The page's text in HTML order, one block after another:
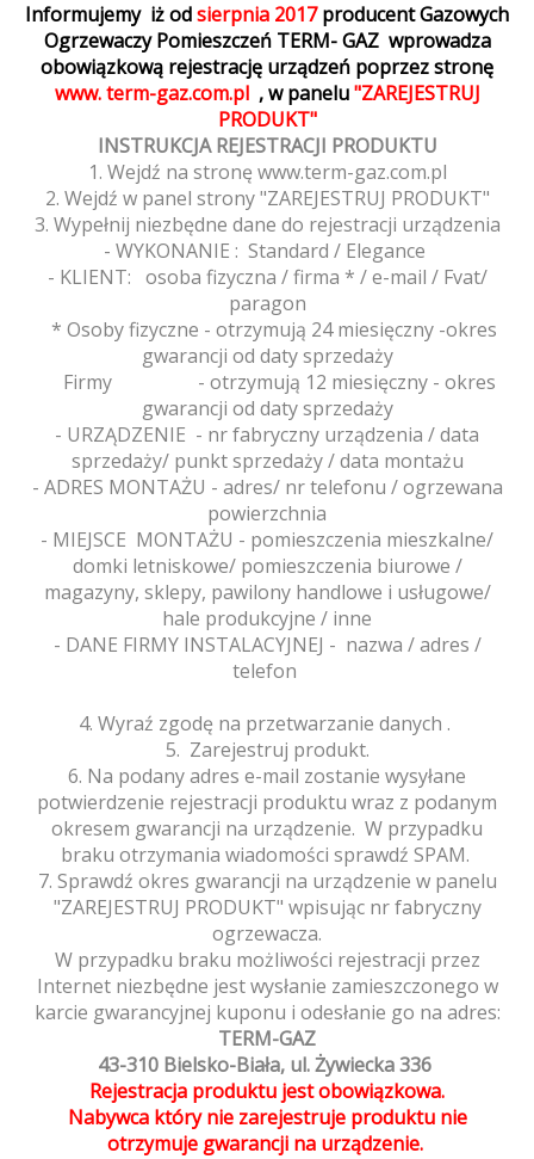
Informujemy iż odsierpnia 2017producent Gazowych
Ogrzewaczy Pomieszczeń TERM- GAZ wprowadza
obowiązkową rejestrację urządzeń poprzez stronę
www. term-gaz.com.pl , w panelu"ZAREJESTRUJ
PRODUKT"
INSTRUKCJA REJESTRACJI PRODUKTU
1. Wejdź na stronę www.term-gaz.com.pl
2. Wejdź w panel strony "ZAREJESTRUJ PRODUKT"
3. Wypełnij niezbędne dane do rejestracji urządzenia
- WYKONANIE : Standard / Elegance
- KLIENT: osoba fizyczna / firma * / e-mail / Fvat/
paragon
* Osoby fizyczne - otrzymują 24 miesięczny -okres
gwarancji od daty sprzedaży
Firmy - otrzymują 12 miesięczny - okres
gwarancji od daty sprzedaży
- URZĄDZENIE - nr fabryczny urządzenia / data
sprzedaży/ punkt sprzedaży / data montażu
- ADRES MONTAŻU - adres/ nr telefonu / ogrzewana
powierzchnia
- MIEJSCE MONTAŻU - pomieszczenia mieszkalne/
domki letniskowe/ pomieszczenia biurowe /
magazyny, sklepy, pawilony handlowe i usługowe/
hale produkcyjne / inne
- DANE FIRMY INSTALACYJNEJ - nazwa / adres /
telefon
4. Wyraź zgodę na przetwarzanie danych .
5. Zarejestruj produkt.
6. Na podany adres e-mail zostanie wysyłane
potwierdzenie rejestracji produktu wraz z podanym
okresem gwarancji na urządzenie. W przypadku
braku otrzymania wiadomości sprawdź SPAM.
7. Sprawdź okres gwarancji na urządzenie w panelu
"ZAREJESTRUJ PRODUKT" wpisując nr fabryczny
ogrzewacza.
W przypadku braku możliwości rejestracji przez
Internet niezbędne jest wysłanie zamieszczonego w
karcie gwarancyjnej kuponu i odesłanie go na adres:
TERM-GAZ
43-310 Bielsko-Biała, ul. Żywiecka 336
Rejestracja produktu jest obowiązkowa.
Nabywca który nie zarejestruje produktu nie
otrzymuje gwarancji na urządzenie.